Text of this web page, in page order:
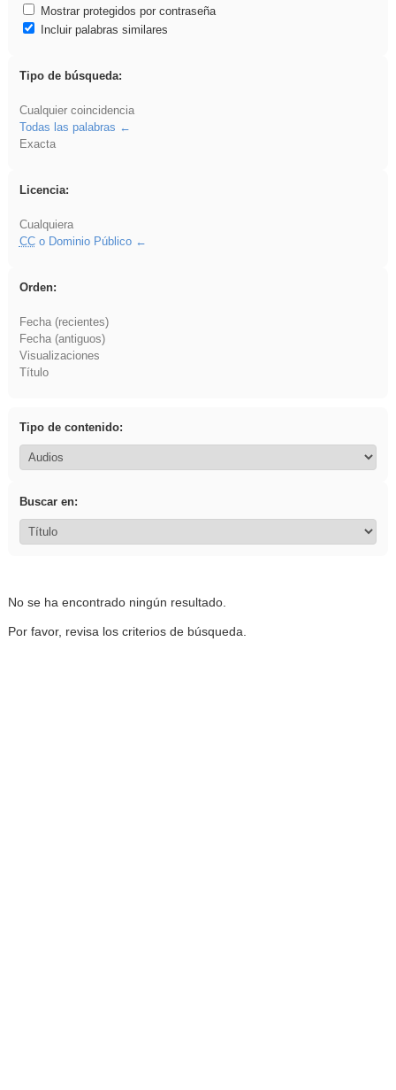
Mostrar protegidos por contraseña
Incluir palabras similares
Tipo de búsqueda:
Cualquier coincidencia
Todas las palabras
Exacta
Licencia:
Cualquiera
CCo Dominio Público
Orden:
Fecha (recientes)
Fecha (antiguos)
Visualizaciones
Título
Tipo de contenido:
Buscar en:
No se ha encontrado ningún resultado.
Por favor, revisa los criterios de búsqueda.